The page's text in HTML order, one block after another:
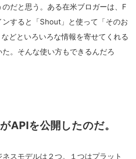
だと思う。 ある在米ブロガーは、F
すると
「Shout」と使って「そのお
どといろいろな情報を寄せてくれる
。そんな使い方もできるんだろ
APIを公開したのだ。
スモデルは２つ。１つはプラット